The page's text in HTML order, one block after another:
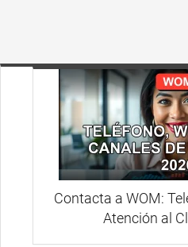
Contacta a WOM:
Atención al